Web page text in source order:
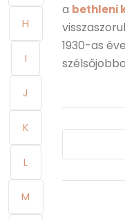
H
I
J
K
L
M
a bethleni
1930-as